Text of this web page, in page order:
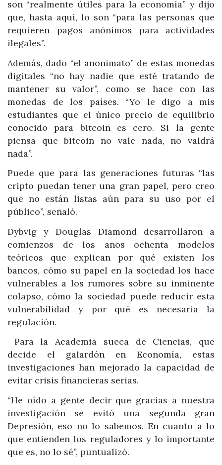
son “realmente útiles para la economía” y dijo
que, hasta aquí, lo son “para las personas que
requieren pagos anónimos para actividades
ilegales”.
Además, dado “el anonimato” de estas monedas
digitales “no hay nadie que esté tratando de
mantener su valor”, como se hace con las
monedas de los países. “Yo le digo a mis
estudiantes que el único precio de equilibrio
conocido para bitcoin es cero. Si la gente
piensa que bitcoin no vale nada, no valdrá
nada”.
Puede que para las generaciones futuras “las
cripto puedan tener una gran papel, pero creo
que no están listas aún para su uso por el
público”, señaló.
Dybvig y Douglas Diamond desarrollaron a
comienzos de los años ochenta modelos
teóricos que explican por qué existen los
bancos, cómo su papel en la sociedad los hace
vulnerables a los rumores sobre su inminente
colapso, cómo la sociedad puede reducir esta
vulnerabilidad y por qué es necesaria la
regulación.
Para la Academia sueca de Ciencias, que
decide el galardón en Economía, estas
investigaciones han mejorado la capacidad de
evitar crisis financieras serias.
“He oído a gente decir que gracias a nuestra
investigación se evitó una segunda gran
Depresión, eso no lo sabemos. En cuanto a lo
que entienden los reguladores y lo importante
que es, no lo sé”, puntualizó.